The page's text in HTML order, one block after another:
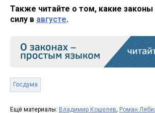
Также читайте о том, какие законы
силу в августе.
Госдума
Ещё материалы: Владимир Кошелев, Роман